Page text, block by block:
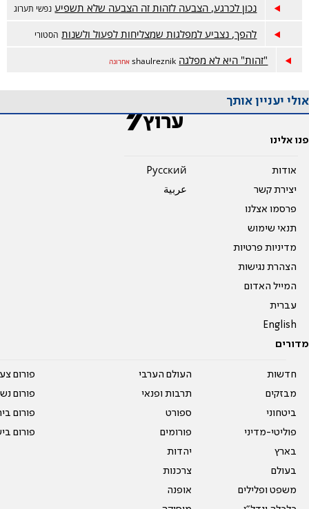
נכון לכרגע, הצבעה לזהות זה הצבעה שלא תשפיע נפשי תערוג
להפך, נצביע למפלגות שמצליחות לפעול ולשנות הסטורי
"זהות" היא לא מפלגה shaulreznik אחרונה
אולי יעניין אותך
פנו אלינו
אודות
יצירת קשר
פרסמו אצלנו
תנאי שימוש
מדיניות פרטיות
הצהרת נגישות
המייל האדום
עברית
English
Pусский
عربية
מדורים
חדשות
מבזקים
ביטחוני
פוליטי-מדיני
בארץ
בעולם
משפט ופלילים
העולם הערבי
תרבות ופנאי
ספורט
פורומים
יהדות
צרכנות
אופנה
פורום
פורום
פורום
פורום